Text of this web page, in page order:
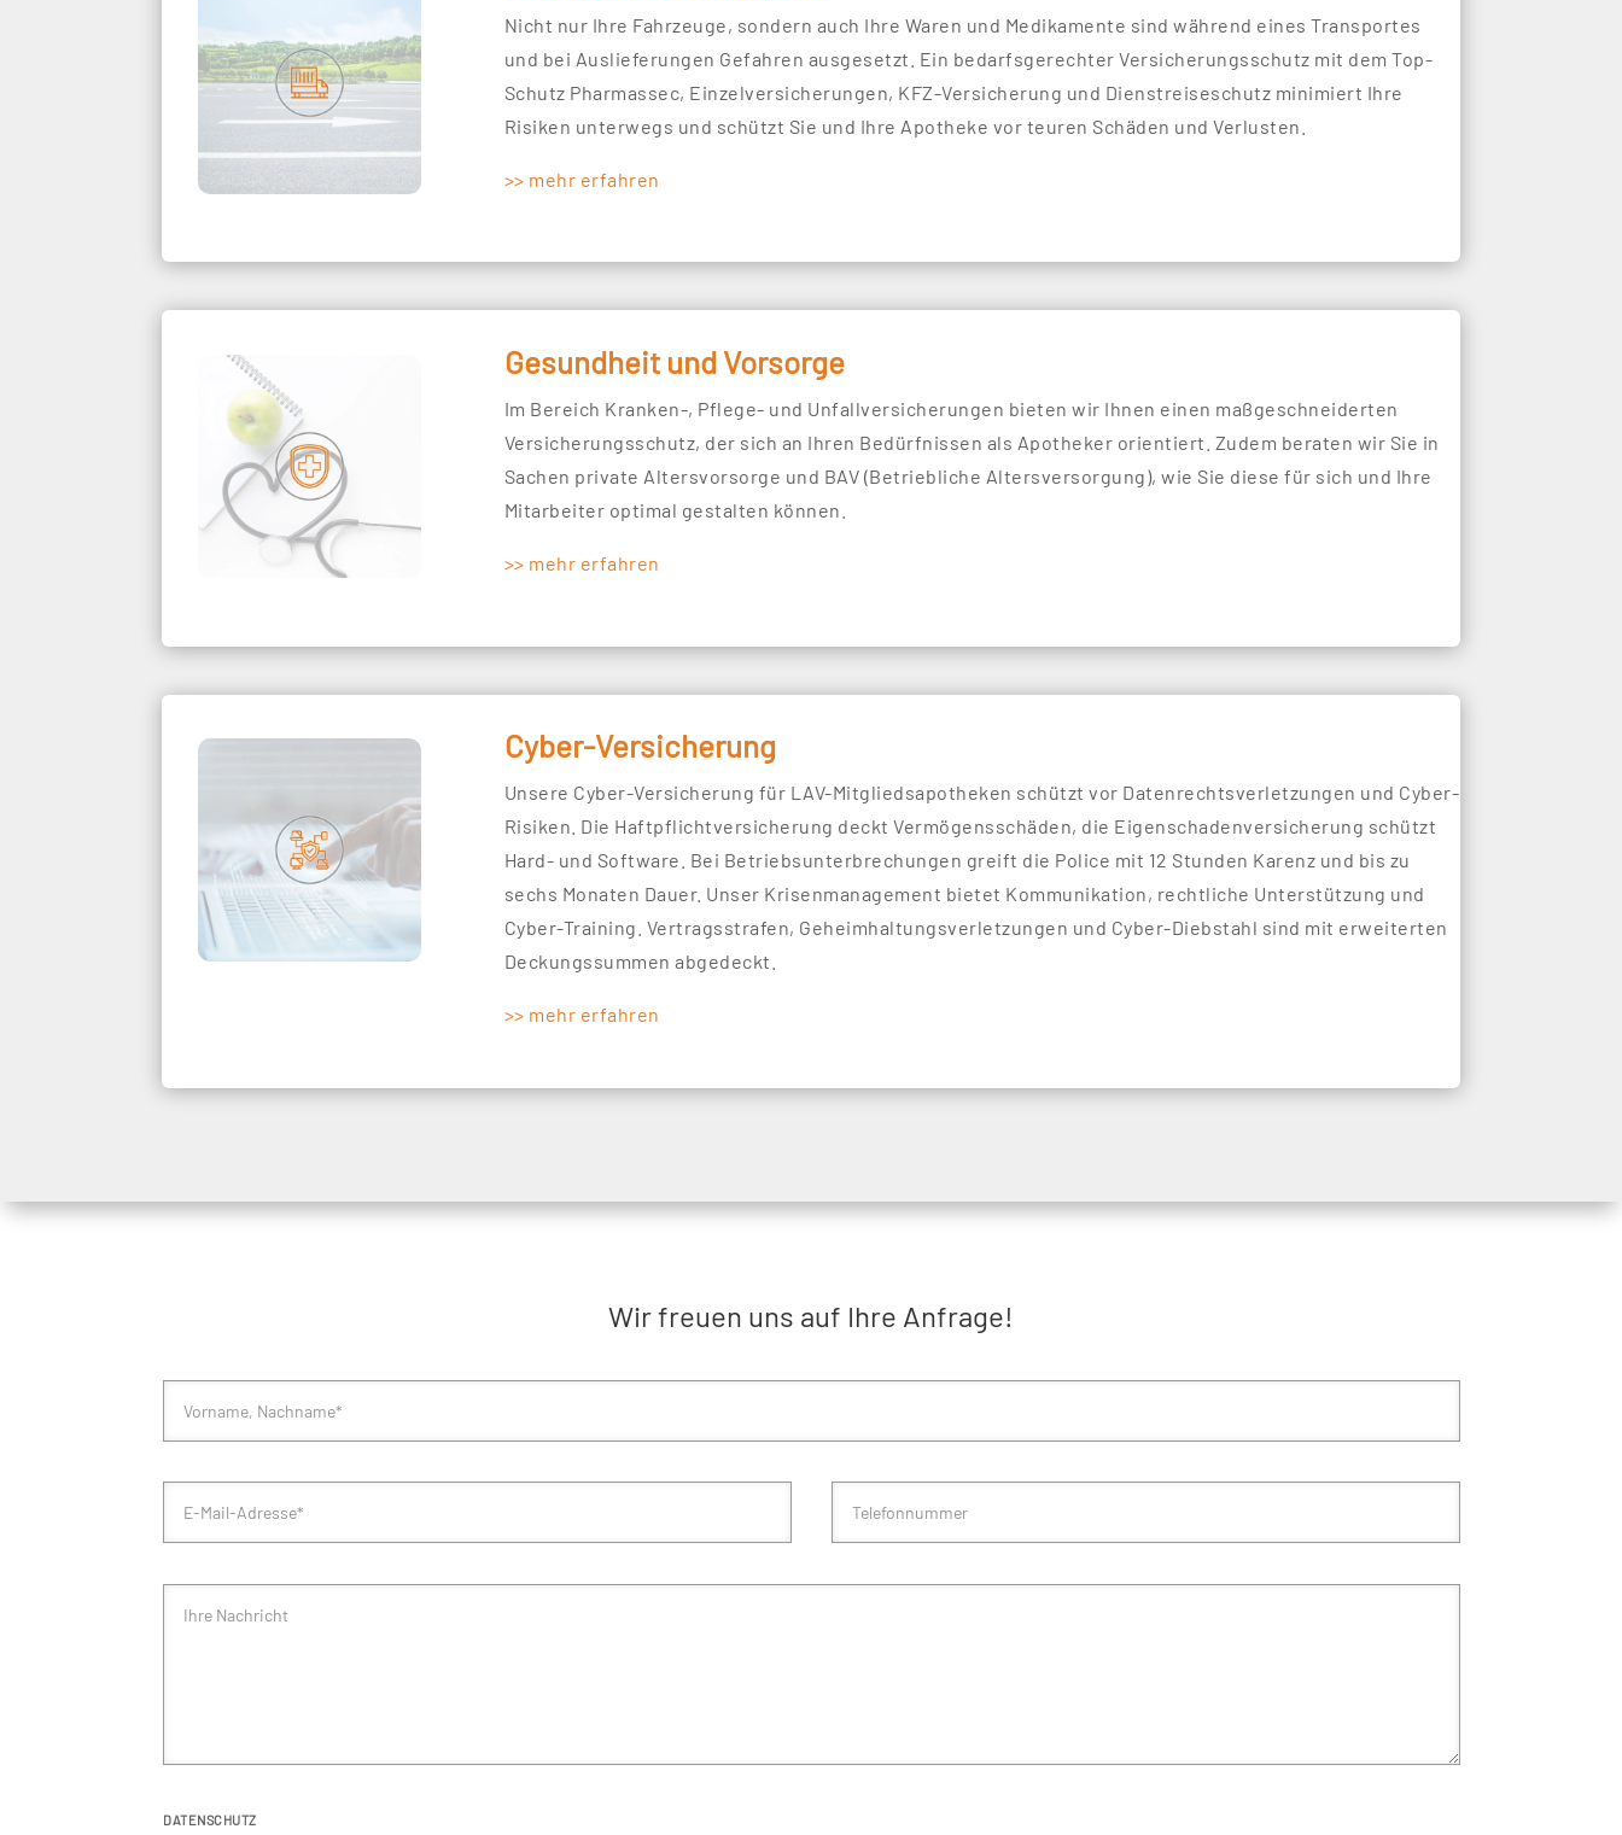
Nicht nur Ihre Fahrzeuge, sondern auch Ihre Waren und Medikamente sind während eines Transportes
und bei Auslieferungen Gefahren ausgesetzt. Ein bedarfsgerechter Versicherungsschutz mit dem Top-
Schutz Pharmassec, Einzelversicherungen, KFZ-Versicherung und Dienstreiseschutz minimiert Ihre
Risiken unterwegs und schützt Sie und Ihre Apotheke vor teuren Schäden und Verlusten.
>> mehr erfahren
Gesundheit und Vorsorge
Im Bereich Kranken-, Pflege- und Unfallversicherungen bieten wir Ihnen einen maßgeschneiderten
Versicherungsschutz, der sich an Ihren Bedürfnissen als Apotheker orientiert. Zudem beraten wir Sie in
Sachen private Altersvorsorge und BAV (Betriebliche Altersversorgung), wie Sie diese für sich und Ihre
Mitarbeiter optimal gestalten können.
>> mehr erfahren
Cyber-Versicherung
Unsere Cyber-Versicherung für LAV-Mitgliedsapotheken schützt vor Datenrechtsverletzungen und Cyber-
Risiken. Die Haftpflichtversicherung deckt Vermögensschäden, die Eigenschadenversicherung schützt
Hard- und Software. Bei Betriebsunterbrechungen greift die Police mit 12 Stunden Karenz und bis zu
sechs Monaten Dauer. Unser Krisenmanagement bietet Kommunikation, rechtliche Unterstützung und
Cyber-Training. Vertragsstrafen, Geheimhaltungsverletzungen und Cyber-Diebstahl sind mit erweiterten
Deckungssummen abgedeckt.
>> mehr erfahren
Wir freuen uns auf Ihre Anfrage!
DATENSCHUTZ